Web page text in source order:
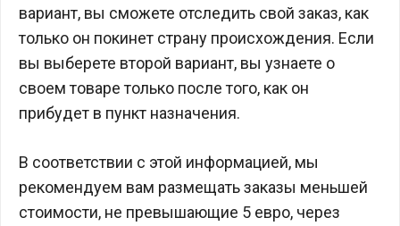
вариант, вы сможете отследить свой заказ, как
только он покинет страну происхождения. Если
вы выберете второй вариант, вы узнаете о
своем товаре только после того, как он
прибудет в пункт назначения.
В соответствии с этой информацией, мы
рекомендуем вам размещать заказы меньшей
стоимости, не превышающие 5 евро, через